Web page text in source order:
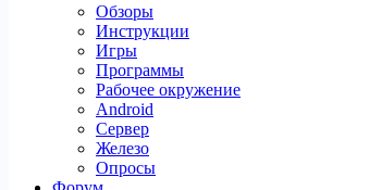
Обзоры
Инструкции
Игры
Программы
Рабочее окружение
Android
Сервер
Железо
Опросы